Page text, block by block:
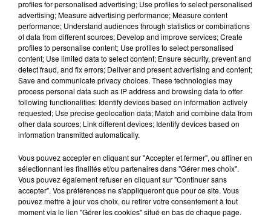
🔊 À BROU, LE CHANGEMENT S'OPÈRE PAS
À PAS
profiles for personalised advertising; Use profiles to select personalised
advertising; Measure advertising performance; Measure content
performance; Understand audiences through statistics or combinations
of data from different sources; Develop and improve services; Create
profiles to personalise content; Use profiles to select personalised
content; Use limited data to select content; Ensure security, prevent and
detect fraud, and fix errors; Deliver and present advertising and content;
Save and communicate privacy choices. These technologies may
process personal data such as IP address and browsing data to offer
following functionalities: Identify devices based on information actively
requested; Use precise geolocation data; Match and combine data from
other data sources; Link different devices; Identify devices based on
information transmitted automatically.
Vous pouvez accepter en cliquant sur "Accepter et fermer", ou affiner en
sélectionnant les finalités et/ou partenaires dans "Gérer mes choix".
Vous pouvez également refuser en cliquant sur "Continuer sans
accepter". Vos préférences ne s'appliqueront que pour ce site. Vous
pouvez mettre à jour vos choix, ou retirer votre consentement à tout
moment via le lien "Gérer les cookies" situé en bas de chaque page.